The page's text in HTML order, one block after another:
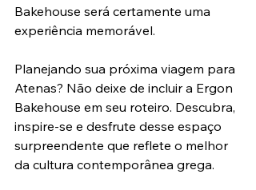
Bakehouse será certamente uma
experiência memorável.
Planejando sua próxima viagem para
Atenas? Não deixe de incluir a Ergon
Bakehouse em seu roteiro. Descubra,
inspire-se e desfrute desse espaço
surpreendente que reflete o melhor
da cultura contemporânea grega.